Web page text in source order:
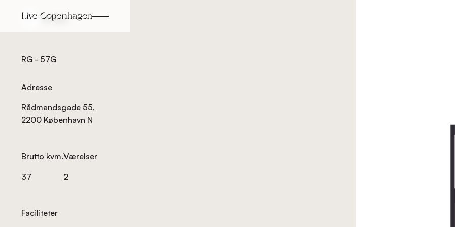
Tilbage
RG - 57G
Adresse
Rådmandsgade 55,
2200 København N
Brutto kvm.
37
Værelser
2
Faciliteter